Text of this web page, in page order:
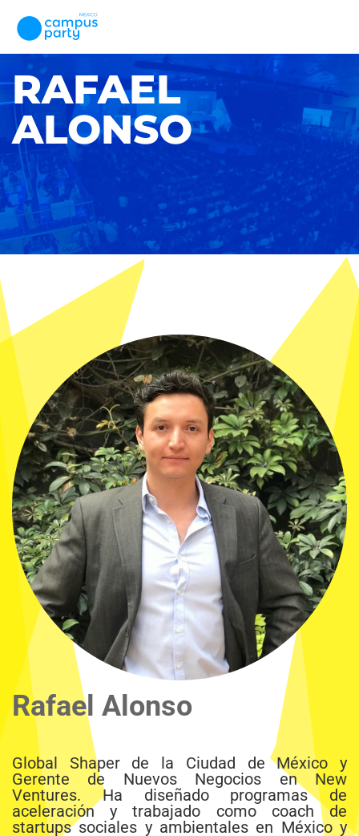
RAFAEL
ALONSO
Rafael Alonso
Global Shaper de la Ciudad de México y
Gerente de Nuevos Negocios en New
Ventures. Ha diseñado programas de
aceleración y trabajado como coach de
startups sociales y ambientales en México y